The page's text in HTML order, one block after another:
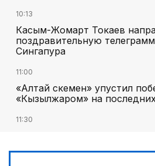
10:13
Касым-Жомарт Токаев
поздравительную
Сингапура
11:00
«Алтай Өскемен» упустил
«Кызылжаром» на
11:30